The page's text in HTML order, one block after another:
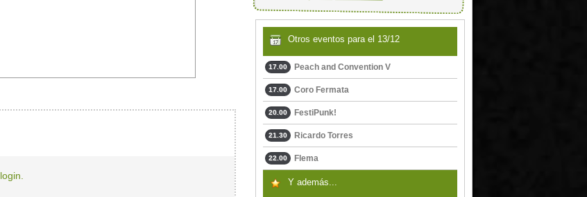
login.
Otros eventos para el 13/12
17.00 Peach and Convention V
17.00 Coro Fermata
20.00 FestiPunk!
21.30 Ricardo Torres
22.00 Flema
Y además...